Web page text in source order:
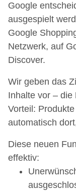
Google
ausgespielt
Google
Netzwerk, auf
Discover.
Wir geben das
Inhalte vor – die
Vorteil:
automatisch
Diese neuen
effektiv: